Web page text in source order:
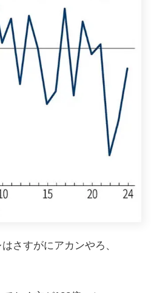
さすがにアカンやろ、